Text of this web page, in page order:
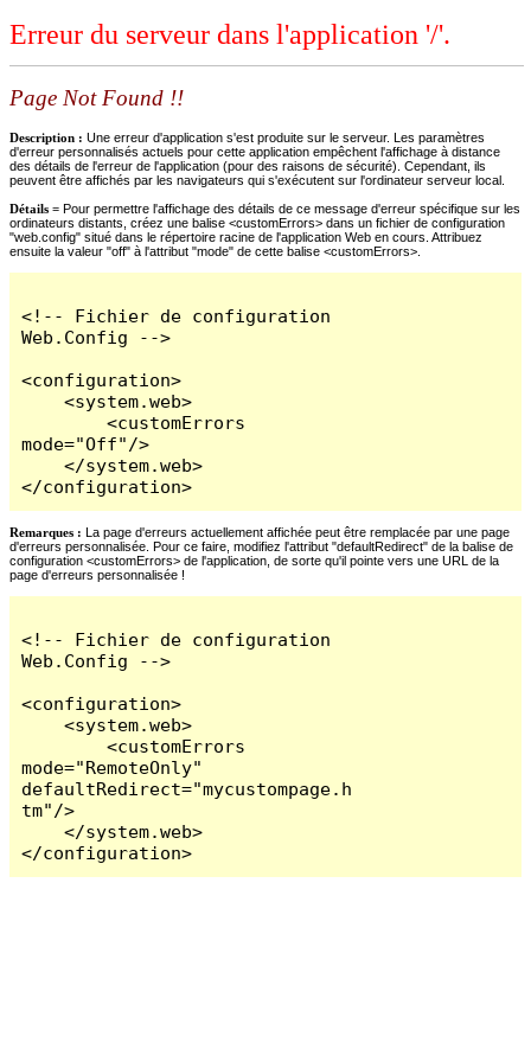
Erreur du serveur dans l'application '/'.
Page Not Found !!
Description : Une erreur d'application s'est produite sur le serveur. Les paramètres
d'erreur personnalisés actuels pour cette application empêchent l'affichage à distance
des détails de l'erreur de l'application (pour des raisons de sécurité). Cependant, ils
peuvent être affichés par les navigateurs qui s'exécutent sur l'ordinateur serveur local.
Détails = Pour permettre l'affichage des détails de ce message d'erreur spécifique sur les
ordinateurs distants, créez une balise <customErrors> dans un fichier de configuration
"web.config" situé dans le répertoire racine de l'application Web en cours. Attribuez
ensuite la valeur "off" à l'attribut "mode" de cette balise <customErrors>.
<!-- Fichier de configuration
Web.Config -->
<configuration>
    <system.web>
        <customErrors
mode="Off"/>
    </system.web>
</configuration>
Remarques : La page d'erreurs actuellement affichée peut être remplacée par une page
d'erreurs personnalisée. Pour ce faire, modifiez l'attribut "defaultRedirect" de la balise de
configuration <customErrors> de l'application, de sorte qu'il pointe vers une URL de la
page d'erreurs personnalisée !
<!-- Fichier de configuration
Web.Config -->
<configuration>
    <system.web>
        <customErrors
mode="RemoteOnly"
defaultRedirect="mycustompage.h
tm"/>
    </system.web>
</configuration>